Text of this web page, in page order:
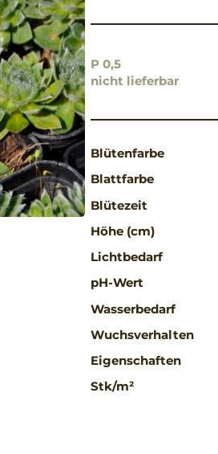
P 0,5
nicht lieferbar
Blütenfarbe
Blattfarbe
Blütezeit
Höhe (cm)
Lichtbedarf
pH-Wert
Wasserbedarf
Wuchsverhalten
Eigenschaften
Stk/m²